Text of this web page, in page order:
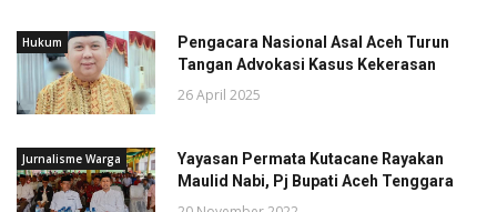
Hukum
Pengacara Nasional Asal Aceh Turun
Tangan Advokasi Kasus Kekerasan
26 April 2025
Jurnalisme Warga
Yayasan Permata Kutacane Rayakan
Maulid Nabi, Pj Bupati Aceh Tenggara